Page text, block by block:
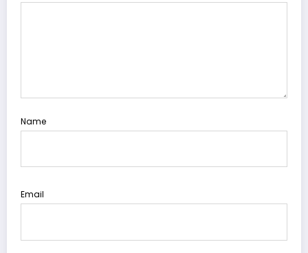
Name
Email